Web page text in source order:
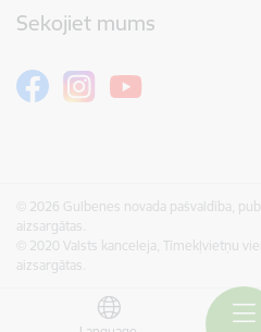
Sekojiet mums
© 2026 Gulbenes novada pašvaldība,
aizsargātas.
© 2020 Valsts kanceleja, Tīmekļvietņu
aizsargātas.